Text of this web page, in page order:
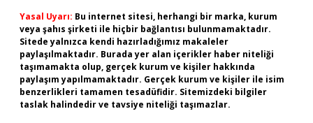
Yasal Uyarı: Bu internet sitesi, herhangi bir marka, kurum
veya şahıs şirketi ile hiçbir bağlantısı bulunmamaktadır.
Sitede yalnızca kendi hazırladığımız makaleler
paylaşılmaktadır. Burada yer alan içerikler haber niteliği
taşımamakta olup, gerçek kurum ve kişiler hakkında
paylaşım yapılmamaktadır. Gerçek kurum ve kişiler ile isim
benzerlikleri tamamen tesadüfidir. Sitemizdeki bilgiler
taslak halindedir ve tavsiye niteliği taşımazlar.